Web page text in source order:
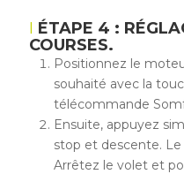
ÉTAPE 4 :
COURSES.
Positionnez le
souhaité avec la
télécommande
Ensuite, appuyez
stop et descente.
Arrêtez le volet et